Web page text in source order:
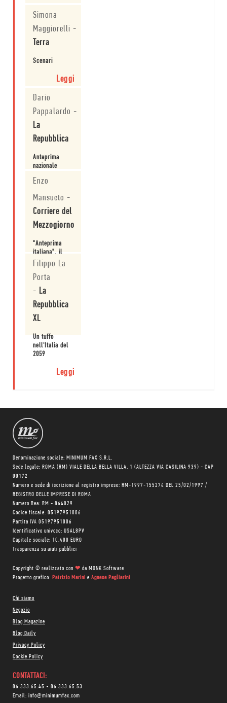
Simona
Maggiorelli -
Terra
Scenari
Leggi
Dario
Pappalardo -
La
Repubblica
Anteprima
nazionale
Enzo
Mansueto -
Corriere del
Mezzogiorno
"Anteprima
italiana", il
futuro nelle
visioni di nove
scrittori
Filippo La
Porta
- La
Repubblica
XL
Un tuffo
nell'Italia del
2059
Leggi
Denominazione sociale: MINIMUM FAX S.R.L.
Sede legale: ROMA (RM) VIALE DELLA BELLA VILLA, 1 (ALTEZZA VIA CASILINA 939) - CAP
00172
Numero e sede di iscrizione al registro imprese: RM-1997-155274 DEL 25/02/1997 /
REGISTRO DELLE IMPRESE DI ROMA
Numero Rea: RM - 864029
Codice fiscale: 05197951006
Partita IVA 05197951006
Identificativo univoco: USAL8PV
Capitale sociale: 10.400 EURO
Trasparenza su aiuti pubblici
Copyright © realizzato con ❤ da MONK Software
Progetto grafico: Patrizio Marini e Agnese Pagliarini
Chi siamo
Negozio
Blog Magazine
Blog Daily
Privacy Policy
Cookie Policy
CONTATTACI:
06 333.65.45 • 06 333.65.53
Email: info@minimumfax.com